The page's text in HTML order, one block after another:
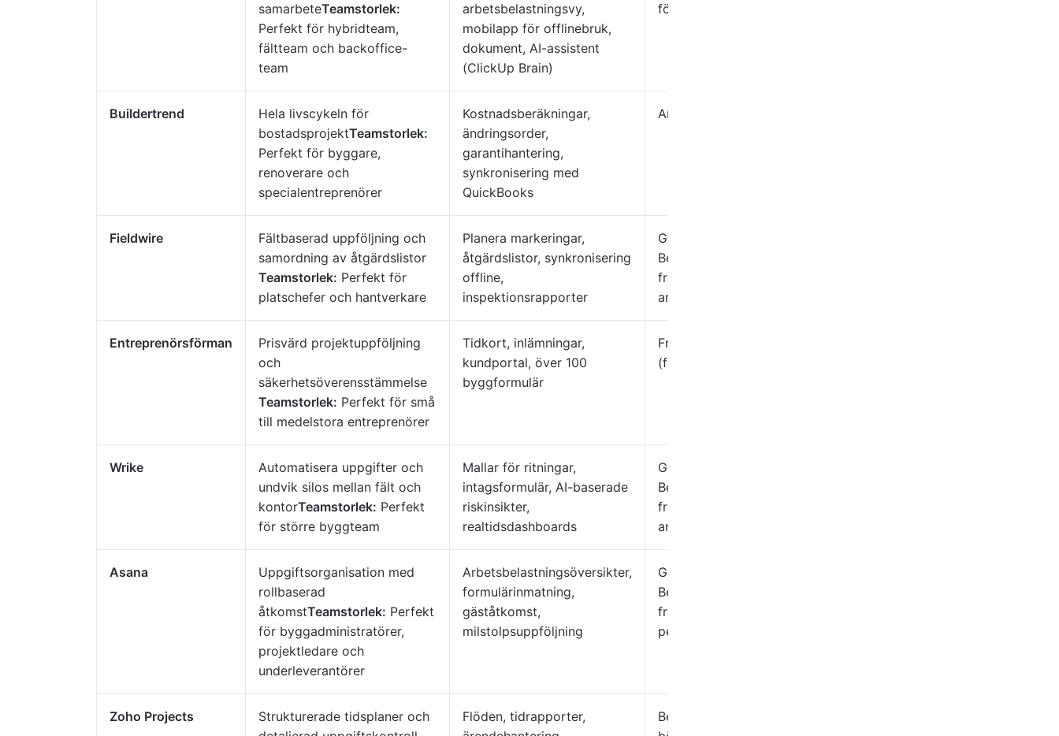
samarbeteTeamstorlek:
Perfekt för hybridteam,
fältteam och backoffice-
team
arbetsbelastningsvy,
mobilapp för offlinebruk,
dokument, AI-assistent
(ClickUp Brain)
för företag
Buildertrend
Hela livscykeln för
bostadsprojektTeamstorlek:
Perfekt för byggare,
renoverare och
specialentreprenörer
Kostnadsberäkningar,
ändringsorder,
garantihantering,
synkronisering med
QuickBooks
Anpassad prissättning
Fieldwire
Fältbaserad uppföljning och
samordning av åtgärdslistor
Teamstorlek: Perfekt för
platschefer och hantverkare
Planera markeringar,
åtgärdslistor, synkronisering
offline,
inspektionsrapporter
Gratis abonnemang;
Betalda abonnemang
från
användare
Entreprenörsförman
Prisvärd projektuppföljning
och
säkerhetsöverensstämmelse
Teamstorlek: Perfekt för små
till medelstora entreprenörer
Tidkort, inlämningar,
kundportal, över 100
byggformulär
Från
(faktureras årligen)
Wrike
Automatisera uppgifter och
undvik silos mellan fält och
kontorTeamstorlek: Perfekt
för större byggteam
Mallar för ritningar,
intagsformulär, AI-baserade
riskinsikter,
realtidsdashboards
Gratis abonnemang;
Betalda abonnemang
från
användare
Asana
Uppgiftsorganisation med
rollbaserad
åtkomstTeamstorlek: Perfekt
för byggadministratörer,
projektledare och
underleverantörer
Arbetsbelastningsöversikter,
formulärinmatning,
gäståtkomst,
milstolpsuppföljning
Gratisabonnemang;
Betalda abonnemang
från
per användare
Zoho Projects
Strukturerade tidsplaner och
Flöden, tidrapporter,
Betalda abonnemang